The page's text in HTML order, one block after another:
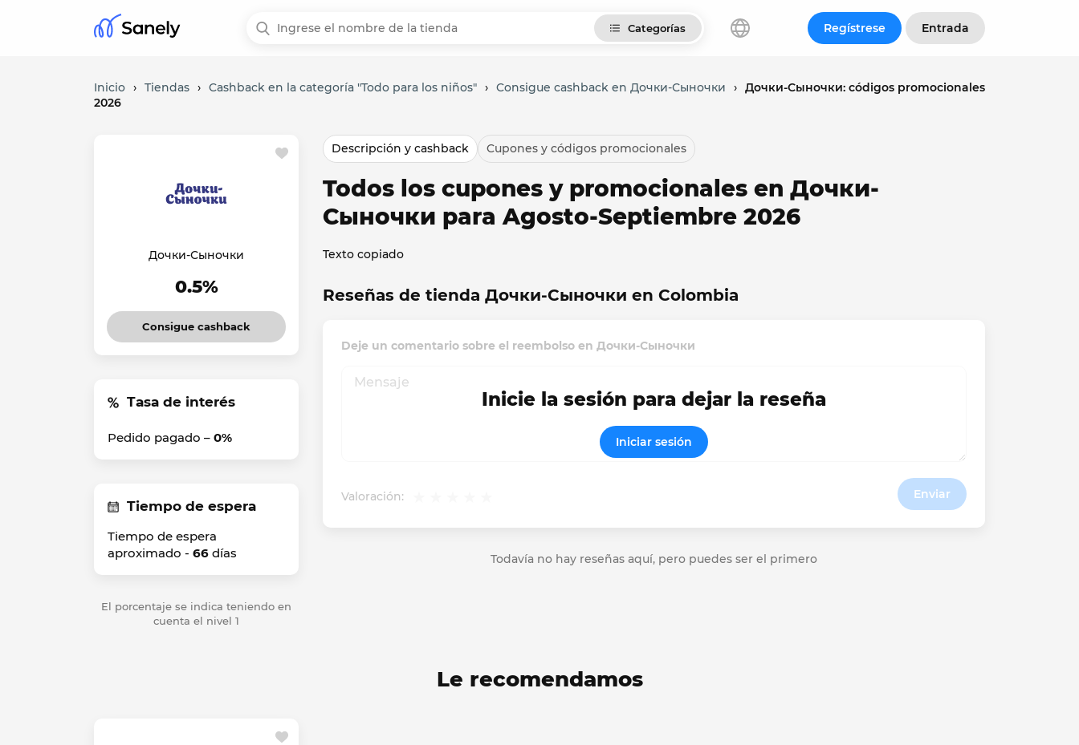
Categorías Regístrese Entrada
Inicio › Tiendas › Cashback en la categoría "Todo para los niños" › Consigue cashback en Дочки-Сыночки › Дочки-Сыночки: códigos promocionales
2026
Дочки-Сыночки
0.5%
Consigue cashback
Tasa de interés
Pedido pagado – 0%
Tiempo de espera
Tiempo de espera
aproximado - 66 días
El porcentaje se indica teniendo en
cuenta el nivel 1
Descripción y cashback Cupones y códigos promocionales
Todos los cupones y promocionales en Дочки-
Сыночки para Agosto-Septiembre 2026
Texto copiado
Reseñas de tienda Дочки-Сыночки en Colombia
Deje un comentario sobre el reembolso en Дочки-Сыночки
Valoración: Enviar
Inicie la sesión para dejar la reseña
Iniciar sesión
Todavía no hay reseñas aquí, pero puedes ser el primero
Le recomendamos